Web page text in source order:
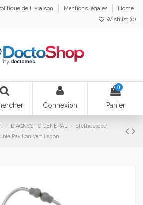
de Livraison Mentions légales
Home
Wishlist (0)
Connexion
0
Panier
DIAGNOSTIC GÉNÉRAL
Stéthoscope
Pavillon Vert Lagon